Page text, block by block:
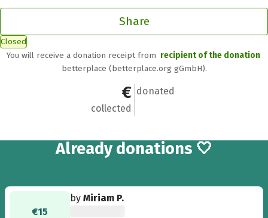
Share
Closed
You will receive a donation receipt from recipient of the donation
betterplace (betterplace.org gGmbH).
€158
collected
11
donated
Already 11
donations 🤍
€15
byMiriam P.